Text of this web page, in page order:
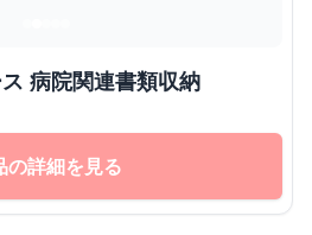
病院関連書類収納
の詳細を見る